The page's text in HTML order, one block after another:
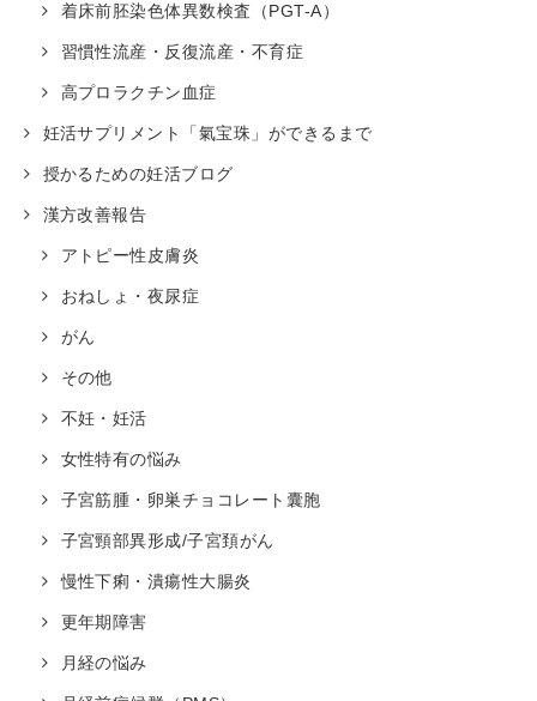
着床前胚染色体異数検査（PGT-A）
習慣性流産・反復流産・不育症
高プロラクチン血症
妊活サプリメント「氣宝珠」ができるまで
授かるための妊活ブログ
漢方改善報告
アトピー性皮膚炎
おねしょ・夜尿症
がん
その他
不妊・妊活
女性特有の悩み
子宮筋腫・卵巣チョコレート囊胞
子宮頸部異形成/子宮頚がん
慢性下痢・潰瘍性大腸炎
更年期障害
月経の悩み